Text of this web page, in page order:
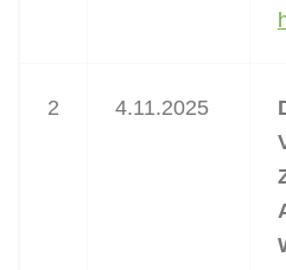
2 4.11.2025